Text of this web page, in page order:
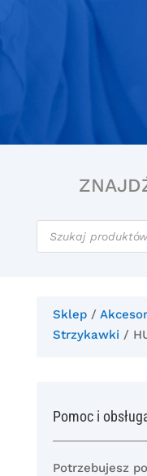
Wyszukiwarka
produktów
Sklep/
Strzykawki /
Pomoc i
Potrzebujesz